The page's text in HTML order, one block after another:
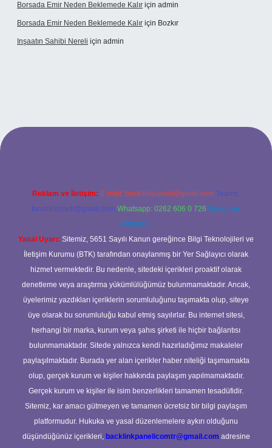
Borsada Emir Neden Beklemede Kalır için admin
Borsada Emir Neden Beklemede Kalır için Bozkır
Inşaatın Sahibi Nereli için admin
Reklam ve İletişim: E-mail: backlinkpaneli@gmail.com Teams:
forumhizmeti@gmail.com Whatsapp: 0262 606 0 726 Telegram:
@karabul
Yasal Uyarı: Sitemiz, 5651 Sayılı Kanun gereğince Bilgi Teknolojileri ve
İletişim Kurumu (BTK) tarafından onaylanmış bir Yer Sağlayıcı olarak
hizmet vermektedir. Bu nedenle, sitedeki içerikleri proaktif olarak
denetleme veya araştırma yükümlülüğümüz bulunmamaktadır. Ancak,
üyelerimiz yazdıkları içeriklerin sorumluluğunu taşımakta olup, siteye
üye olarak bu sorumluluğu kabul etmiş sayılırlar. Bu internet sitesi,
herhangi bir marka, kurum veya şahıs şirketi ile hiçbir bağlantısı
bulunmamaktadır. Sitede yalnızca kendi hazırladığımız makaleler
paylaşılmaktadır. Burada yer alan içerikler haber niteliği taşımamakta
olup, gerçek kurum ve kişiler hakkında paylaşım yapılmamaktadır.
Gerçek kurum ve kişiler ile isim benzerlikleri tamamen tesadüfidir.
Sitemiz, kar amacı gütmeyen ve tamamen ücretsiz bir bilgi paylaşım
platformudur. Hukuka ve yasal düzenlemelere aykırı olduğunu
düşündüğünüz içerikleri, backlinkpanelicomtr@gmail.com adresine